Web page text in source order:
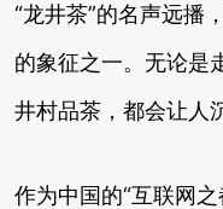
“龙井茶”的名声远播
的象征之一。无论是
井村品茶，都会让人
作为中国的“互联网